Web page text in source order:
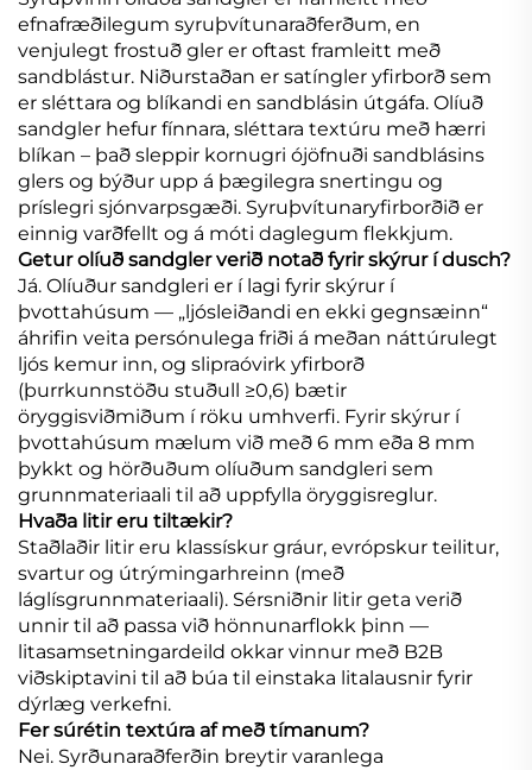
efnafræðilegum syruþvítunaraðferðum, en
venjulegt frostuð gler er oftast framleitt með
sandblástur. Niðurstaðan er satíngler yfirborð sem
er sléttara og blíkandi en sandblásin útgáfa. Olíuð
sandgler hefur fínnara, sléttara textúru með hærri
blíkan – það sleppir kornugri ójöfnuði sandblásins
glers og býður upp á þægilegra snertingu og
príslegri sjónvarpsgæði. Syruþvítunaryfirborðið er
einnig varðfellt og á móti daglegum flekkjum.
Getur olíuð sandgler verið notað fyrir skýrur í dusch?
Já. Olíuður sandgleri er í lagi fyrir skýrur í
þvottahúsum — „ljósleiðandi en ekki gegnsæinn“
áhrifin veita persónulega friði á meðan náttúrulegt
ljós kemur inn, og slipraóvirk yfirborð
(þurrkunnstöðu stuðull ≥0,6) bætir
öryggisviðmiðum í röku umhverfi. Fyrir skýrur í
þvottahúsum mælum við með 6 mm eða 8 mm
þykkt og hörðuðum olíuðum sandgleri sem
grunnmateriaali til að uppfylla öryggisreglur.
Hvaða litir eru tiltækir?
Staðlaðir litir eru klassískur gráur, evrópskur teilitur,
svartur og útrýmingarhreinn (með
láglísgrunnmateriaali). Sérsniðnir litir geta verið
unnir til að passa við hönnunarflokk þinn —
litasamsetningardeild okkar vinnur með B2B
viðskiptavini til að búa til einstaka litalausnir fyrir
dýrlæg verkefni.
Fer súrétin textúra af með tímanum?
Nei. Syrðunaraðferðin breytir varanlega